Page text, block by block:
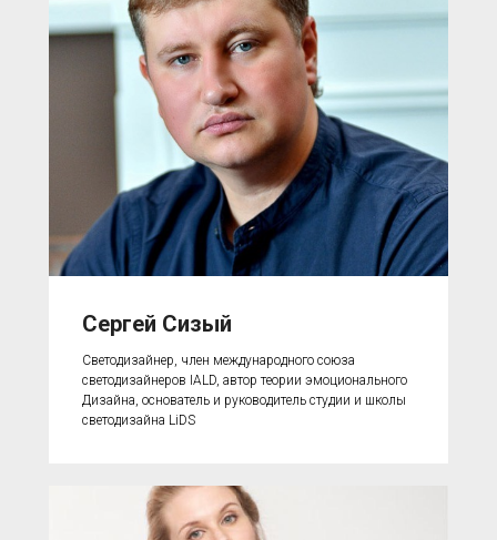
Сергей Сизый
Светодизайнер, член международного союза
светодизайнеров IALD, автор теории эмоционального
Дизайна, основатель и руководитель студии и школы
светодизайна LiDS